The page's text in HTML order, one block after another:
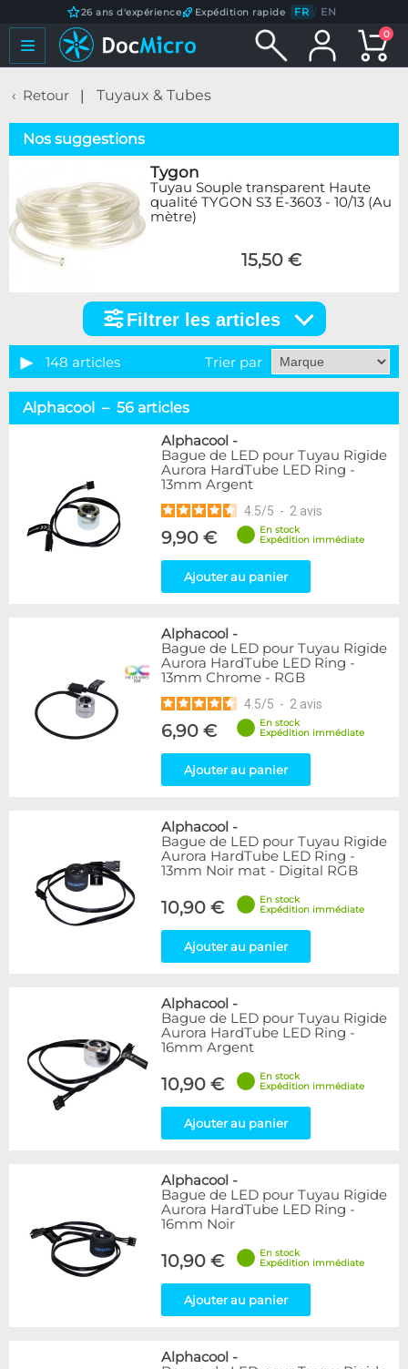
26 ans d'expérience Expédition rapide FR / EN
0
Retour Tuyaux & Tubes
Nos suggestions
Tygon
Tuyau Souple transparent Haute
qualité TYGON S3 E-3603 - 10/13 (Au
mètre)
15,50 €
articles
Catégorie
Tuyaux souples
37
Accessoires pour tuyaux
59
Marque
Alphacool
56
DocMicro
27
17
2
15
3
Mayhems
12
Monsoon
3
Tygon
XSPC
7
9
15
Plexi
5
Rouge
Transparent
40
Vert
Disponibilité / Promotions
Articles en promotions
Appliquer
Filtrer les articles
148 articles Trier par
Alphacool – 56 articles
Alphacool -
Bague de LED pour Tuyau Rigide
Aurora HardTube LED Ring -
13mm Argent
4.5/5 - 2 avis
9,90 €
En stock
Expédition immédiate
Ajouter au panier
Alphacool -
Bague de LED pour Tuyau Rigide
Aurora HardTube LED Ring -
13mm Chrome - RGB
4.5/5 - 2 avis
6,90 €
En stock
Expédition immédiate
Ajouter au panier
Alphacool -
Bague de LED pour Tuyau Rigide
Aurora HardTube LED Ring -
13mm Noir mat - Digital RGB
10,90 €
En stock
Expédition immédiate
Ajouter au panier
Alphacool -
Bague de LED pour Tuyau Rigide
Aurora HardTube LED Ring -
16mm Argent
10,90 €
En stock
Expédition immédiate
Ajouter au panier
Alphacool -
Bague de LED pour Tuyau Rigide
Aurora HardTube LED Ring -
16mm Noir
10,90 €
En stock
Expédition immédiate
Ajouter au panier
Alphacool -